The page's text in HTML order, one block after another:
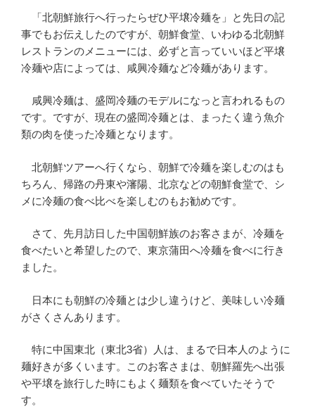
「北朝鮮旅行へ行ったらぜひ平壌冷麺を」と先日の記
事でもお伝えしたのですが、朝鮮食堂、いわゆる北朝鮮
レストランのメニューには、必ずと言っていいほど平壌
冷麺や店によっては、咸興冷麺など冷麺があります。
咸興冷麺は、盛岡冷麺のモデルになっと言われるもの
です。ですが、現在の盛岡冷麺とは、まったく違う魚介
類の肉を使った冷麺となります。
北朝鮮ツアーへ行くなら、朝鮮で冷麺を楽しむのはも
ちろん、帰路の丹東や瀋陽、北京などの朝鮮食堂で、シ
メに冷麺の食べ比べを楽しむのもお勧めです。
さて、先月訪日した中国朝鮮族のお客さまが、冷麺を
食べたいと希望したので、東京蒲田へ冷麺を食べに行き
ました。
日本にも朝鮮の冷麺とは少し違うけど、美味しい冷麺
がさくさんあります。
特に中国東北（東北3省）人は、まるで日本人のように
麺好きが多くいます。このお客さまは、朝鮮羅先へ出張
や平壌を旅行した時にもよく麺類を食べていたそうで
す。